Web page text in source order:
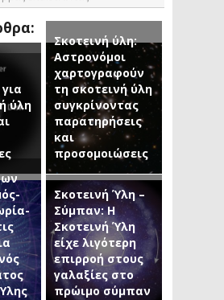
ύλη
Σκοτεινή ύλη:
Αστρονόμοι
χαρτογραφούν
τη σκοτεινή ύλη
συγκρίνοντας
παρατηρήσεις
και
προσομοιώσεις
Σκοτεινή Ύλη –
Σύμπαν: Η
Σκοτεινή Ύλη
είχε λιγότερη
επιρροή στους
γαλαξίες στο
πρώιμο σύμπαν